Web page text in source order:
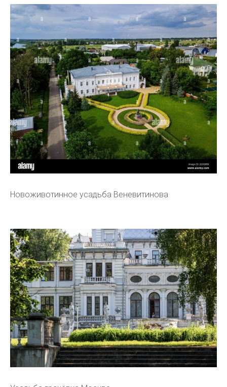
Новоживотинное усадьба Веневитинова